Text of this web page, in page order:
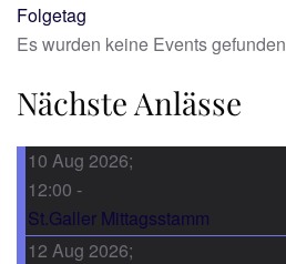
Folgetag
Es wurden keine Events gefunden
Nächste Anlässe
10 Aug 2026;
12:00 -
St.Galler Mittagsstamm
12 Aug 2026;